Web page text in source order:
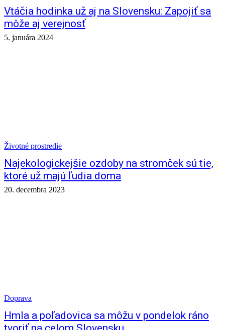
Vtáčia hodinka už aj na Slovensku: Zapojiť sa
môže aj verejnosť
5. januára 2024
Životné prostredie
Najekologickejšie ozdoby na stromček sú tie,
ktoré už majú ľudia doma
20. decembra 2023
Doprava
Hmla a poľadovica sa môžu v pondelok ráno